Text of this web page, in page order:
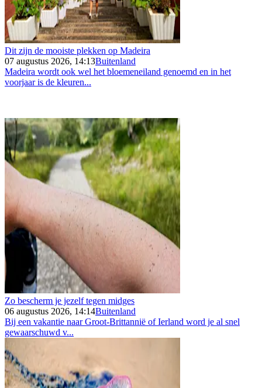
Dit zijn de mooiste plekken op Madeira
07 augustus 2026, 14:13Buitenland
Madeira wordt ook wel het bloemeneiland genoemd en in het
voorjaar is de kleuren...
Zo bescherm je jezelf tegen midges
06 augustus 2026, 14:14Buitenland
Bij een vakantie naar Groot-Brittannië of Ierland word je al snel
gewaarschuwd v...